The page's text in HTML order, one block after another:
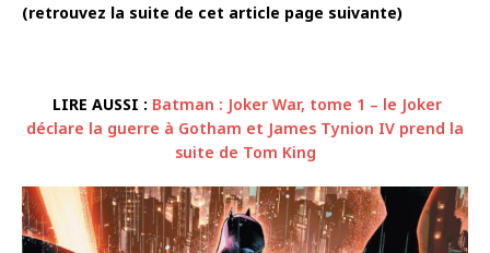
(retrouvez la suite de cet article page suivante)
LIRE AUSSI : Batman : Joker War, tome 1 – le Joker
déclare la guerre à Gotham et James Tynion IV prend la
suite de Tom King